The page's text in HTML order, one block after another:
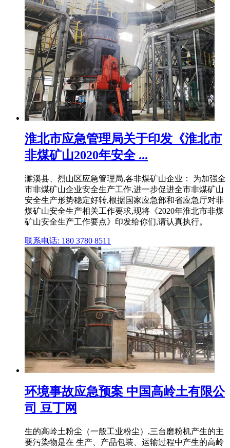
淮北市应急管理局关于印发《淮北市
非煤矿山2020年安全 ...
濉溪县、烈山区应急管理局,各非煤矿山企业： 为加强全
市非煤矿山企业安全生产工作,进一步促进全市非煤矿山
安全生产形势稳定好转,根据国家应急部和省应急厅对非
煤矿山安全生产相关工作要求,现将《2020年淮北市非煤
矿山安全生产工作要点》印发给你们,请认真执行。
联系电话: 180 3780 8511
环境事故应急预案 中国高岭土有限公
司 豆丁网
生的高岭土粉尘（一般工业粉尘）,三台磨粉机产生的主
要污染物是在 生产、产品包装、运输过程中产生的高岭